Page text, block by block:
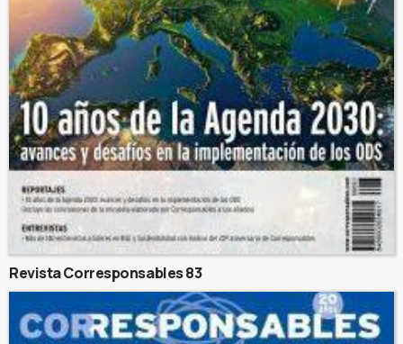
Revista Corresponsables 83